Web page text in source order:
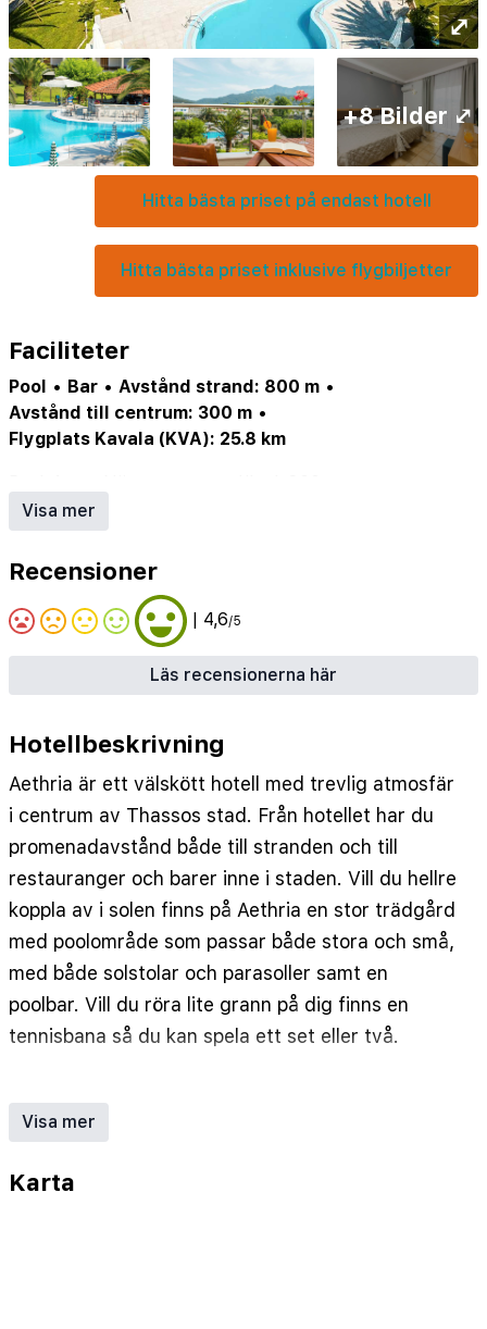
⤢
Hitta bästa priset på endast hotell
Hitta bästa priset inklusive flygbiljetter
+8 Bilder ⤢
Faciliteter
Pool • Bar • Avstånd strand: 800 m •
Avstånd till centrum: 300 m •
Flygplats Kavala (KVA): 25.8 km
Närmaste centrum: 300 m
Städdagar/vecka: 6
Visa mer
Recensioner
| 4,6/5
Läs recensionerna här
Hotellbeskrivning
Aethria är ett välskött hotell med trevlig atmosfär
i centrum av Thassos stad. Från hotellet har du
promenadavstånd både till stranden och till
restauranger och barer inne i staden. Vill du hellre
koppla av i solen finns på Aethria en stor trädgård
med poolområde som passar både stora och små,
med både solstolar och parasoller samt en
poolbar. Vill du röra lite grann på dig finns en
tennisbana så du kan spela ett set eller två.
mellanklasshotell där du bor nära till allt du vill ha
på semestern.
Vill du se mer av ön har Ving flera utflykter att
Visa mer
Karta